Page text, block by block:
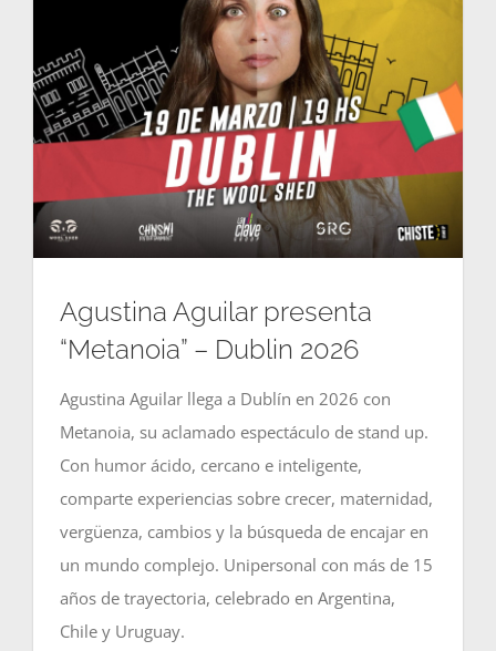
CONTACT US
Agustina Aguilar presenta
“Metanoia” – Dublin 2026
Agustina Aguilar llega a Dublín en 2026 con
Metanoia, su aclamado espectáculo de stand up.
Con humor ácido, cercano e inteligente,
comparte experiencias sobre crecer, maternidad,
vergüenza, cambios y la búsqueda de encajar en
un mundo complejo. Unipersonal con más de 15
años de trayectoria, celebrado en Argentina,
Chile y Uruguay.